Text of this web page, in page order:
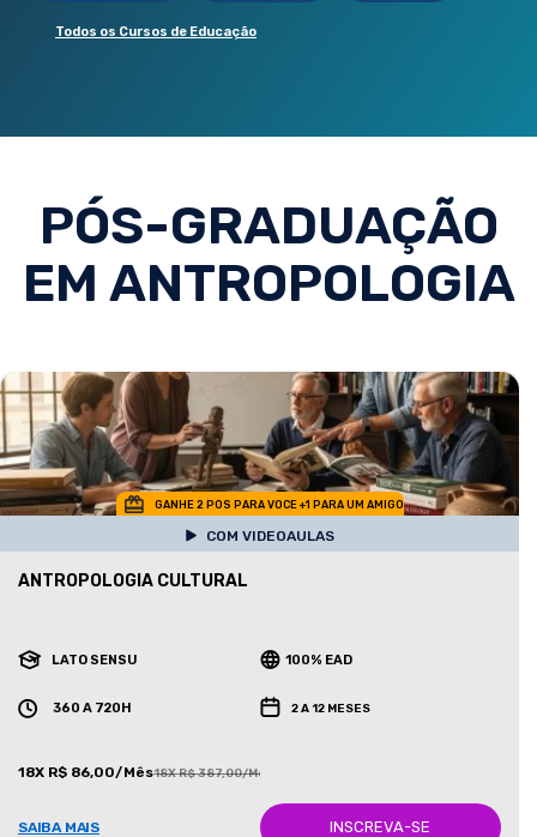
Todos os Cursos de Educação
PÓS-GRADUAÇÃO
EM ANTROPOLOGIA
GANHE 2 POS PARA VOCE +1 PARA UM AMIGO
COM VIDEOAULAS
ANTROPOLOGIA CULTURAL
LATO SENSU 100% EAD
360 A 720H 2 A 12 MESES
18X R$ 86,00/Mês18X R$ 387,00/Mês
SAIBA MAIS INSCREVA-SE